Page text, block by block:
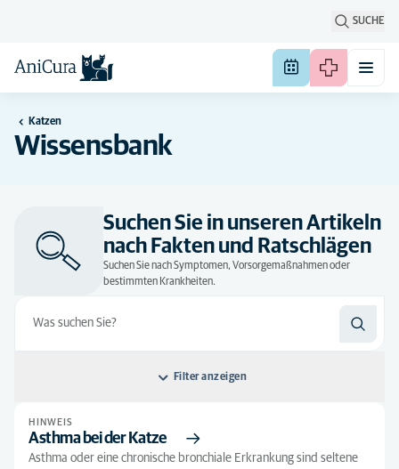
SUCHE
Katzen
Wissensbank
Suchen Sie in unseren Artikeln
nach Fakten und Ratschlägen
Suchen Sie nach Symptomen, Vorsorgemaßnahmen oder
bestimmten Krankheiten.
Filter anzeigen
Sortieren nach: Nach Relevanz
Nach Relevanz
Art des Artikels
HINWEIS
Asthma bei der Katze
Asthma oder eine chronische bronchiale Erkrankung sind seltene